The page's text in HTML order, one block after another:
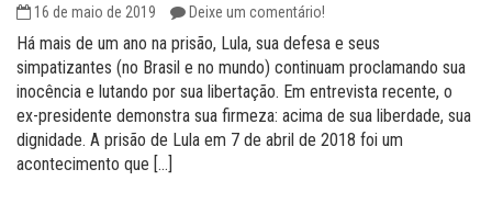
16 de maio de 2019 Deixe um comentário!
Há mais de um ano na prisão, Lula, sua defesa e seus
simpatizantes (no Brasil e no mundo) continuam proclamando sua
inocência e lutando por sua libertação. Em entrevista recente, o
ex-presidente demonstra sua firmeza: acima de sua liberdade, sua
dignidade. A prisão de Lula em 7 de abril de 2018 foi um
acontecimento que […]